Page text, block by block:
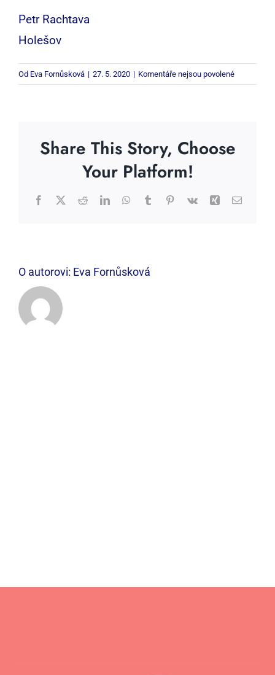
Petr Rachtava
Holešov
Od Eva Fornůsková | 27. 5. 2020 | Komentáře nejsou povolenéu
textu
Share This Story, Choose
Your Platform!
Facebook
X RedditLinkedInWhatsApp
TumblrPinterest
Vk Xing E-
O autorovi: Eva Fornůsková